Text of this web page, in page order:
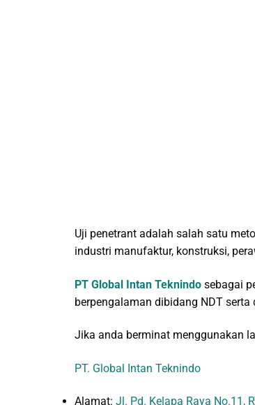
Uji penetrant adalah salah satu
industri manufaktur, konstruksi,
PT Global Intan Teknindo sebagai
berpengalaman dibidang NDT
Jika anda berminat menggunakan
PT. Global Intan Teknindo
Alamat: Jl. Pd. Kelapa Raya No.11,